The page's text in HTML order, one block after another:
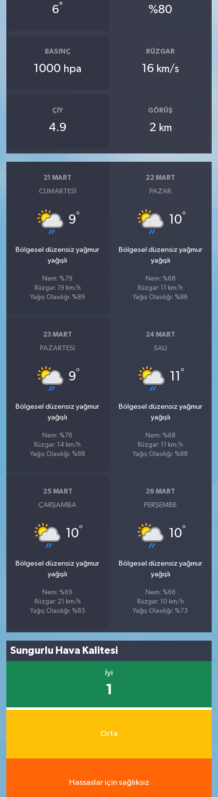
6° %80
BASINÇ
1000 hpa
RÜZGAR
16 km/s
ÇIY
4.9
GÖRÜŞ
2 km
21 MART
CUMARTESI
9°
Bölgesel düzensiz yağmur
yağışlı
Nem: %79
Rüzgar: 19 km/h
Yağış Olasılığı: %89
22 MART
PAZAR
10°
Bölgesel düzensiz yağmur
yağışlı
Nem: %68
Rüzgar: 11 km/h
Yağış Olasılığı: %86
23 MART
PAZARTESI
9°
Bölgesel düzensiz yağmur
yağışlı
Nem: %76
Rüzgar: 14 km/h
Yağış Olasılığı: %88
24 MART
SALI
11 °
Bölgesel düzensiz yağmur
yağışlı
Nem: %68
Rüzgar: 11 km/h
Yağış Olasılığı: %88
25 MART
ÇARŞAMBA
10°
Bölgesel düzensiz yağmur
yağışlı
Nem: %69
Rüzgar: 21 km/h
Yağış Olasılığı: %85
26 MART
PERŞEMBE
10°
Bölgesel düzensiz yağmur
yağışlı
Nem: %66
Rüzgar: 10 km/h
Yağış Olasılığı: %73
Sungurlu Hava Kalitesi
İyi
1
Orta
Hassaslar için sağlıksız